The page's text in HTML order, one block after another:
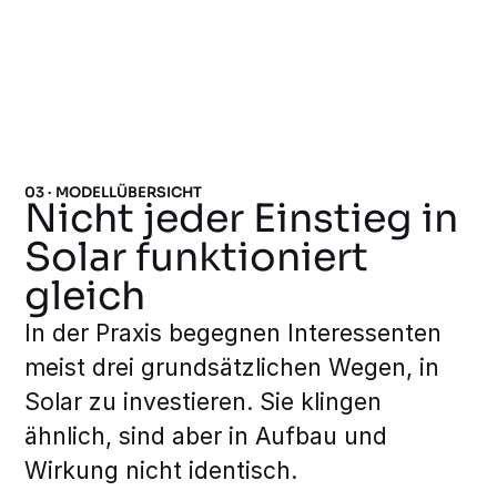
03 · MODELLÜBERSICHT
Nicht jeder Einstieg in
Solar funktioniert
gleich
In der Praxis begegnen Interessenten
meist drei grundsätzlichen Wegen, in
Solar zu investieren. Sie klingen
ähnlich, sind aber in Aufbau und
Wirkung nicht identisch.